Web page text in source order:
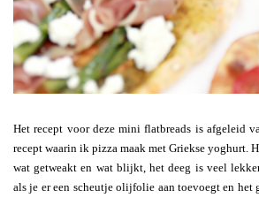
Het recept voor deze mini flatbreads is afgeleid
recept waarin ik pizza maak met Griekse yoghurt.
wat getweakt en wat blijkt, het deeg is veel
als je er een scheutje olijfolie aan toevoegt en het